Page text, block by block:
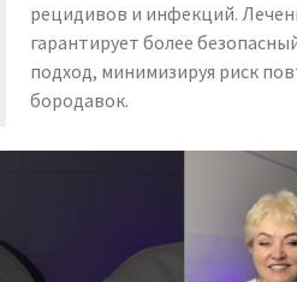
рецидивов и инфекций.
гарантирует более
подход, минимизируя риск
бородавок.